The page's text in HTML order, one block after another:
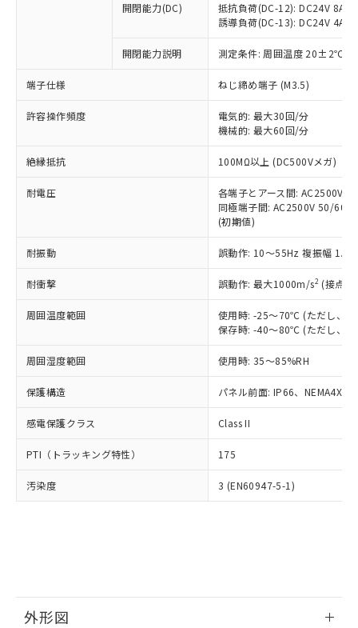
開閉能力(DC)
抵抗負荷(DC-12): DC24V 8A/
誘導負荷(DC-13): DC24V 4A/
開閉能力説明 測定条件: 周囲温度 20±2℃、
端子仕様 ねじ締め端子 (M3.5)
許容操作頻度
電気的: 最大30回/分
機械的: 最大60回/分
絶縁抵抗 100MΩ以上 (DC500Vメガ)
耐電圧
各端子とアース間: AC2500V
同極端子間: AC2500V 50/
(初期値)
耐振動 誤動作: 10～55Hz 複振幅
耐衝撃 誤動作: 最大1000m/s2 (接点
周囲温度範囲
使用時: -25～70℃ (ただし、氷
保存時: -40～80℃ (ただし、氷
周囲湿度範囲 使用時: 35～85%RH
保護構造 パネル前面: IP66、NEMA4X,
感電保護クラス Class II
PTI（トラッキング特性） 175
汚染度 3 (EN60947-5-1)
外形図
以下の条件をお読みいただき、同意のうえ
ご利用ください。
本サービスは、当社制御機器事業取扱
商品の当社在庫状況および標準価格
(税抜)を提供させていただくもので
当社制御機器事業取扱商品の中には、
本サービスの対象外となる商品もある
ことをご了承ください。
在庫状況および標準価格照会結果は、
記載している更新日時点での社内デー
タに基づき作成されるものであり、閲
覧された時点での実際の在庫および標
準価格とは異なる場合があることをご
正式な納期状況および標準価格はお客
様のお取引先、またはお客様担当のオ
ムロン制御機器販売店・当社販売員に
オムロン制御機器販売店や当社販売拠
販売ネットワーク
」をご確認
在庫状況および標準価格結果を当社の
事前の承諾なく第三者に漏洩または開
示しないようお願いします。
マイパーツ機能（部品リスト作成サー
ビス）をご利用いただくには、I-Web
品・サービスに関するお客様との取
対応予定なし：EU RoHS指令（10物質）の
非含有に非対応の商品で、対応品を出す予
調査・確認中：EU RoHS指令（10物質）の
非含有の対応状況を調査中または確認中の
商品です。
非該当品：ライセンス料など無形物で、有
害物質有無と関係のない商品です。
仕入先様の事情により、非含有部品として
いたものが、含有品と判明した場合などや
むを得ず変更することがあります。
鉛(Pb) 1000ppm以下、 水銀(Hg) 1000ppm以下、 カド
六価クロム(Cr(Ⅵ)) 1000ppm以下、ポリ臭化ビフェニル
類(PBB) 1000ppm以下、ポリ臭化ジフェニルエーテル類
ルベンジル（BBP） 1000ppm以下、フタル酸ジブチル
（DBP） 1000ppm以下、フタル酸ジイソブチル
但し、RoHS指令で産業用監視および制御機器に対する
適用除外項目は除く。
フタル酸エステル類の４物質については閾値を超える意
図的な使用がないことを確認しています。
部品在庫の切り替え状況などにより、予定
月が前後することがあります。
「○」：最大均質材料含有率が中国RoHSの
基準値以下であることを示します。
「×」：最大均質材料含有率が中国RoHSの
基準値を超えていることを示します。
「－」：未確認です。当社販売部門へお問
*中国RoHS10物質の基準値 (GB/T26572)：
Pb(鉛) :1000ppm、 Hg(水銀) : 1000ppm、 Cd(カドミウ
Cr(Ⅵ)(六価クロム) : 1000ppm、 PBBs(ポリ臭化ビフェ
ニル類) : 1000ppm、 PBDEs(ポリ臭化ジフェニルエーテ
ル類) : 1000ppm、
DBP(フタル酸ジブチル) : 1000ppm、 DIBP(フタル酸ジ
イソブチル) : 1000ppm、 BBP(フタル酸ブチルベンジ
DEHP(フタル酸ビス(2-エチルヘキシル)) : 1000ppm
「ｅ」：有害物質（10物質）のすべてが基
準値以下であることを示します。
「10」：通常の使用状況下において有害物
質が外部に漏えいし、環境に深刻な影響を
及ぼさない年数を意味します。
当社は、これら貴社製品のうち、外国
為替および外国貿易法に定める商品
（以下｢規制貨物等」という）を輸出
または国外への提供する場合は、日本
国政府の輸出許可(または役務取引許
可)を取得するなどの必要な手続きを
当社は規制貨物を破棄する場合は、完
全に破砕するなど、違法に輸出されな
いよう必要な手段を講じます。
当社は貴社製品を、核兵器、ミサイ
ル、化学兵器、生物兵器またはその他
武器並びにこれらの製造装置等に一切
当社は、貴社製品を第三者に販売する
場合は、上記1、2および3の内容を当
該第三者に通知します。また当社は、
販売先および販売に係わる関係者が違
法に輸出するおそれがある場合は、取
り引きをいたしません。
一定数以上の在庫あり
一定数には満たないが在庫あり
在庫なし(最新の在庫状況につ
いては、お客様のお取引先、ま
たはお客様担当のオムロン制御
機器販売店・当社販売員にご確
受注生産機種、また在庫状況の
情報を公開していない機種